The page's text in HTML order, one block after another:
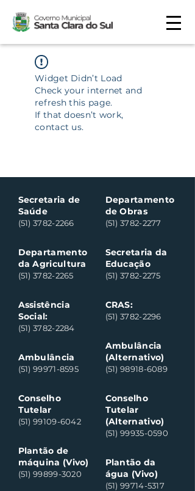
Widget Didn’t Load
Check your internet and
refresh this page.
If that doesn’t work,
contact us.
Secretaria de
Saúde
(51) 3782-2266
Departamento
da Agricultura
(51) 3782-2265
Assistência
Social:
(51) 3782-2284
Ambulância
(51) 99971-8595
Conselho
Tutelar
(51) 99109-6042
Plantão de
máquina (Vivo)
(51) 99899-3020
Departamento
de Obras
(51) 3782-2277
Secretaria da
Educação
(51) 3782-2275
CRAS:
(51) 3782-2296
Ambulância
(Alternativo)
(51) 98918-6089
Conselho
Tutelar
(Alternativo)
(51) 99935-0590
Plantão da
água (Vivo)
(51) 99714-5317